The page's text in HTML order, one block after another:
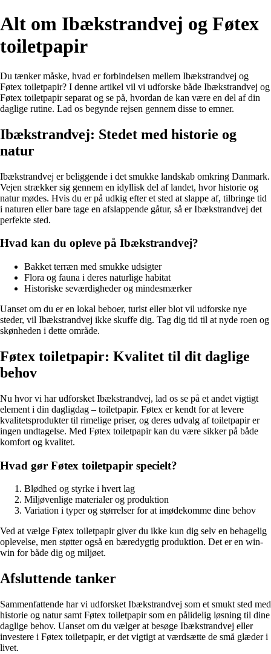
Alt om Ibækstrandvej og Føtex
toiletpapir
Du tænker måske, hvad er forbindelsen mellem Ibækstrandvej og
Føtex toiletpapir? I denne artikel vil vi udforske både Ibækstrandvej og
Føtex toiletpapir separat og se på, hvordan de kan være en del af din
daglige rutine. Lad os begynde rejsen gennem disse to emner.
Ibækstrandvej: Stedet med historie og
natur
Ibækstrandvej er beliggende i det smukke landskab omkring Danmark.
Vejen strækker sig gennem en idyllisk del af landet, hvor historie og
natur mødes. Hvis du er på udkig efter et sted at slappe af, tilbringe tid
i naturen eller bare tage en afslappende gåtur, så er Ibækstrandvej det
perfekte sted.
Hvad kan du opleve på Ibækstrandvej?
Bakket terræn med smukke udsigter
Flora og fauna i deres naturlige habitat
Historiske seværdigheder og mindesmærker
Uanset om du er en lokal beboer, turist eller blot vil udforske nye
steder, vil Ibækstrandvej ikke skuffe dig. Tag dig tid til at nyde roen og
skønheden i dette område.
Føtex toiletpapir: Kvalitet til dit daglige
behov
Nu hvor vi har udforsket Ibækstrandvej, lad os se på et andet vigtigt
element i din dagligdag – toiletpapir. Føtex er kendt for at levere
kvalitetsprodukter til rimelige priser, og deres udvalg af toiletpapir er
ingen undtagelse. Med Føtex toiletpapir kan du være sikker på både
komfort og kvalitet.
Hvad gør Føtex toiletpapir specielt?
Blødhed og styrke i hvert lag
Miljøvenlige materialer og produktion
Variation i typer og størrelser for at imødekomme dine behov
Ved at vælge Føtex toiletpapir giver du ikke kun dig selv en behagelig
oplevelse, men støtter også en bæredygtig produktion. Det er en win-
win for både dig og miljøet.
Afsluttende tanker
Sammenfattende har vi udforsket Ibækstrandvej som et smukt sted med
historie og natur samt Føtex toiletpapir som en pålidelig løsning til dine
daglige behov. Uanset om du vælger at besøge Ibækstrandvej eller
investere i Føtex toiletpapir, er det vigtigt at værdsætte de små glæder i
livet.